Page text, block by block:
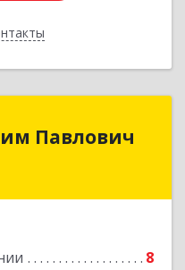
Павлович
8
Павлович
Респ, Белорецк г,